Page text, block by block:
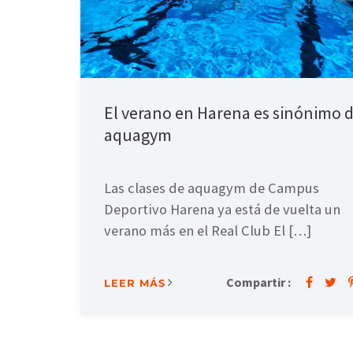
El verano en Harena es sinónimo
aquagym
Las clases de aquagym de Campus
Deportivo Harena ya está de vuelta un
verano más en el Real Club El […]
LEER MÁS Compartir :